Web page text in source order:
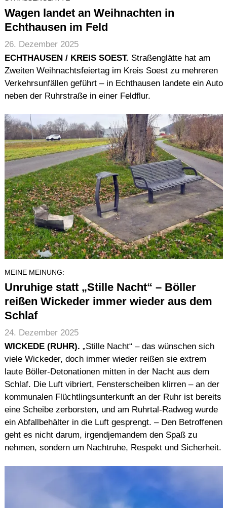
Wagen landet an Weihnachten in
Echthausen im Feld
26. Dezember 2025
ECHTHAUSEN / KREIS SOEST. Straßenglätte hat am
Zweiten Weihnachtsfeiertag im Kreis Soest zu mehreren
Verkehrsunfällen geführt – in Echthausen landete ein Auto
neben der Ruhrstraße in einer Feldflur.
MEINE MEINUNG:
Unruhige statt „Stille Nacht“ – Böller
reißen Wickeder immer wieder aus dem
Schlaf
24. Dezember 2025
WICKEDE (RUHR). „Stille Nacht“ – das wünschen sich
viele Wickeder, doch immer wieder reißen sie extrem
laute Böller-Detonationen mitten in der Nacht aus dem
Schlaf. Die Luft vibriert, Fensterscheiben klirren – an der
kommunalen Flüchtlingsunterkunft an der Ruhr ist bereits
eine Scheibe zerborsten, und am Ruhrtal-Radweg wurde
ein Abfallbehälter in die Luft gesprengt. – Den Betroffenen
geht es nicht darum, irgendjemandem den Spaß zu
nehmen, sondern um Nachtruhe, Respekt und Sicherheit.